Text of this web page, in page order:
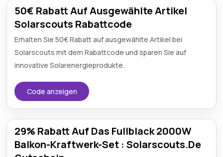
50€ Rabatt Auf Ausgewählte Artikel
Solarscouts Rabattcode
Erhalten Sie 50€ Rabatt auf ausgewählte Artikel bei
Solarscouts mit dem Rabattcode und sparen Sie auf
innovative Solarenergieprodukte.
Code anzeigen
29% Rabatt Auf Das Fullblack 2000W
Balkon-Kraftwerk-Set : Solarscouts.De